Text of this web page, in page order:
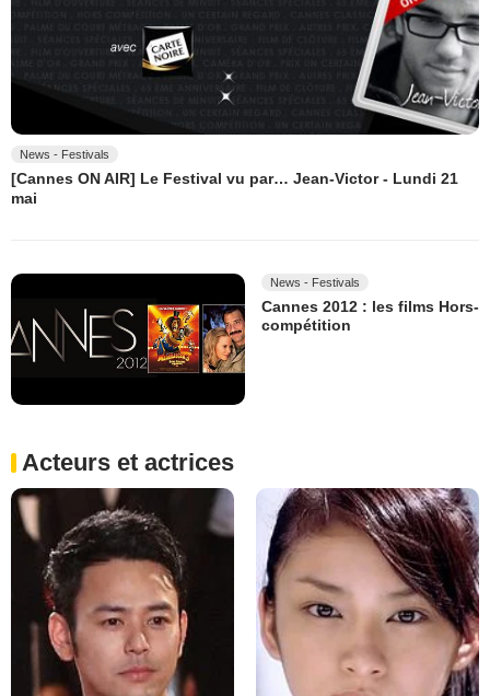
News - Festivals
[Cannes ON AIR] Le Festival vu par… Jean-Victor - Lundi 21
mai
News - Festivals
Cannes 2012 : les films Hors-
compétition
Acteurs et actrices